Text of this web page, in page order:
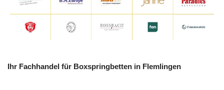
Ihr Fachhandel für Boxspringbetten in Flemlingen